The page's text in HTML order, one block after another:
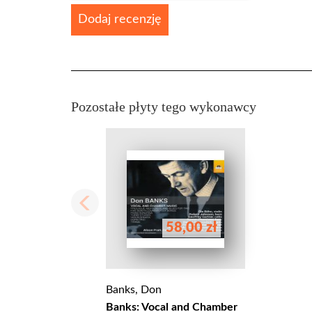
Dodaj recenzję
Pozostałe płyty tego wykonawcy
58,00 zł
Banks, Don
Banks: Vocal and Chamber